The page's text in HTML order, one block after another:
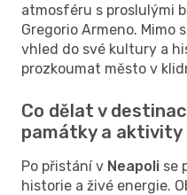
atmosféru s proslulými
Gregorio Armeno. Mimo
vhled do své kultury a
prozkoumat město v
Co dělat v
památky a aktivity
Po přistání v Neapoli se
historie a živé energie.